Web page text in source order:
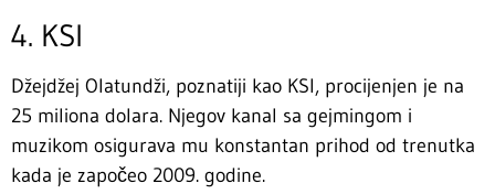
4. KSI
Džejdžej Olatundži, poznatiji kao KSI, procijenjen je na
25 miliona dolara. Njegov kanal sa gejmingom i
muzikom osigurava mu konstantan prihod od trenutka
kada je započeo 2009. godine.